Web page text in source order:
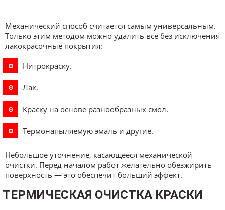
Механический способ считается самым универсальным.
Только этим методом можно удалить все без исключения
лакокрасочные покрытия:
Нитрокраску.
Лак.
Краску на основе разнообразных смол.
Термонапыляемую эмаль и другие.
Небольшое уточнение, касающееся механической
очистки. Перед началом работ желательно обезжирить
поверхность ― это обеспечит больший эффект.
ТЕРМИЧЕСКАЯ ОЧИСТКА КРАСКИ